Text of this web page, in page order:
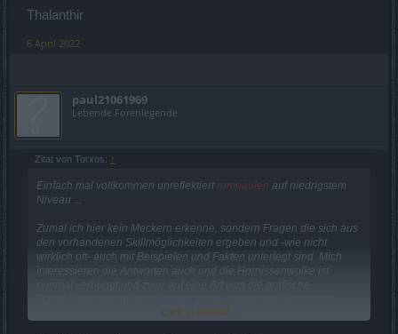
Thalanthir
6 April 2022
paul21061969
Lebende Forenlegende
Zitat von Torxos: ↑
Einfach mal vollkommen unreflektiert rumpaulen auf niedrigstem
Niveau ...
Zumal ich hier kein Meckern erkenne, sondern Fragen die sich aus
den vorhandenen Skillmöglichkeiten ergeben und -wie nicht
wirklich oft- auch mit Beispielen und Fakten unterlegt sind. Mich
interessieren die Antworten auch und die Hornissenwolke ist
Click to expand...